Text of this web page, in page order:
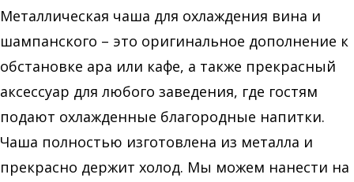
Металлическая чаша для охлаждения вина и
шампанского – это оригинальное дополнение к
обстановке ара или кафе, а также прекрасный
аксессуар для любого заведения, где гостям
подают охлажденные благородные напитки.
Чаша полностью изготовлена из металла и
прекрасно держит холод. Мы можем нанести на